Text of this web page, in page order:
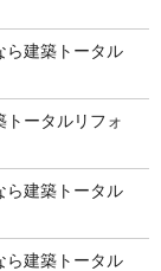
ら建築トータル
ータルリフォ
ら建築トータル
ら建築トータル